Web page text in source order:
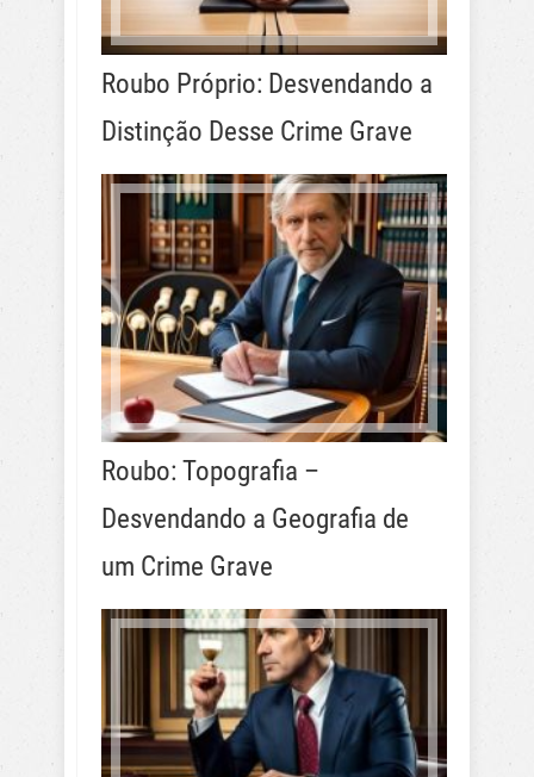
Roubo Próprio: Desvendando a
Distinção Desse Crime Grave
Roubo: Topografia –
Desvendando a Geografia de
um Crime Grave